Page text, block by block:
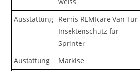
Ausstattung
Remis REMIcare Van Tür-
Insektenschutz für
Sprinter
Austattung
Markise